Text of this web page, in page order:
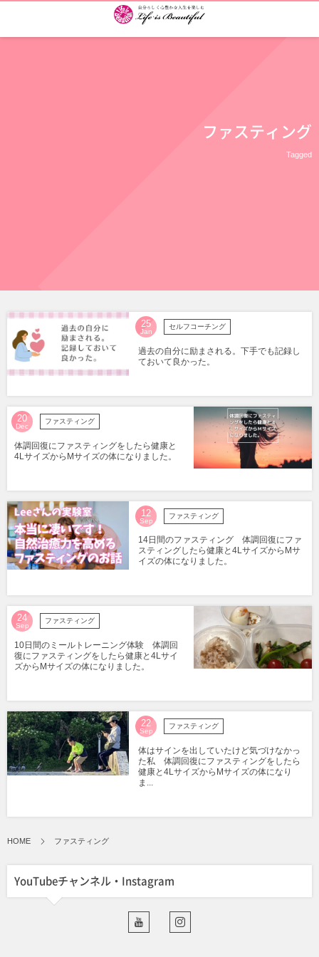
ファスティング
Tagged
25
Jan
セルフコーチング
過去の自分に励まされる。下手でも記録し
ておいて良かった。
20
Dec
ファスティング
体調回復にファスティングをしたら健康と
4LサイズからMサイズの体になりました。
12
Sep
ファスティング
14日間のファスティング 体調回復にファ
スティングしたら健康と4LサイズからMサ
イズの体になりました。
24
Sep
ファスティング
10日間のミールトレーニング体験 体調回
復にファスティングをしたら健康と4Lサイ
ズからMサイズの体になりました。
22
Sep
ファスティング
体はサインを出していたけど気づけなかっ
た私 体調回復にファスティングをしたら
健康と4LサイズからMサイズの体になり
ま...
HOME ファスティング
YouTubeチャンネル・Instagram